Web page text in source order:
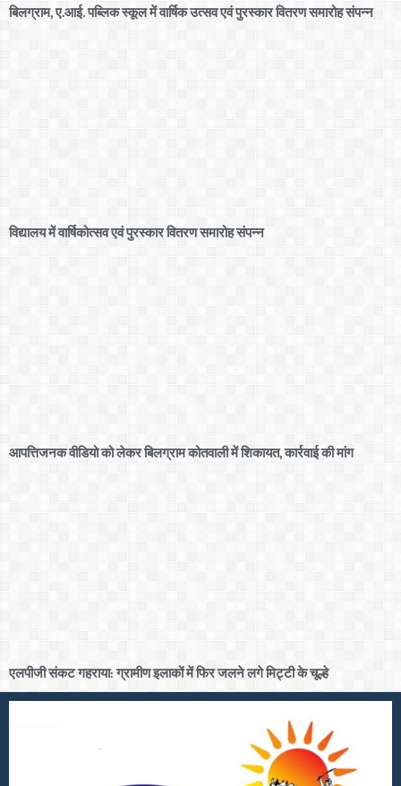
बिलग्राम, ए.आई. पब्लिक स्कूल में वार्षिक उत्सव एवं पुरस्कार वितरण समारोह संपन्न
विद्यालय में वार्षिकोत्सव एवं पुरस्कार वितरण समारोह संपन्न
आपत्तिजनक वीडियो को लेकर बिलग्राम कोतवाली में शिकायत, कार्रवाई की मांग
एलपीजी संकट गहराया: ग्रामीण इलाकों में फिर जलने लगे मिट्टी के चूल्हे